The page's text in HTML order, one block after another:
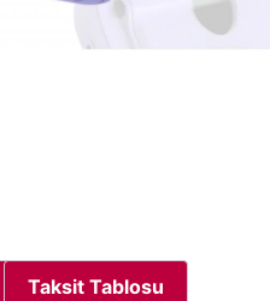
Taksit Tablosu